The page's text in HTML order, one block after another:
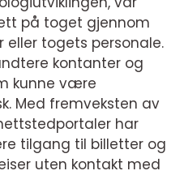
på toget gjennom
togets personale.
kontanter og
kunne være
Med fremveksten av
har
tilgang til billetter og
uten kontakt med